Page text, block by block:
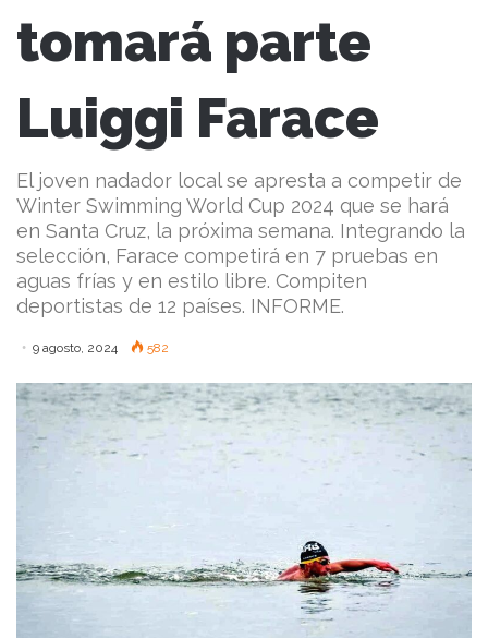
tomará parte
Luiggi Farace
El joven nadador local se apresta a competir de
Winter Swimming World Cup 2024 que se hará
en Santa Cruz, la próxima semana. Integrando la
selección, Farace competirá en 7 pruebas en
aguas frías y en estilo libre. Compiten
deportistas de 12 países. INFORME.
9 agosto, 2024 582